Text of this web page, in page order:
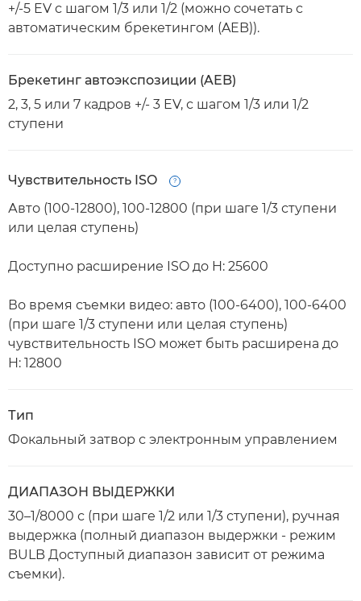
+/-5 EV с шагом 1/3 или 1/2 (можно сочетать с
автоматическим брекетингом (AEB)).
Брекетинг автоэкспозиции (AEB)
2, 3, 5 или 7 кадров +/- 3 EV, с шагом 1/3 или 1/2
ступени
Чувствительность ISO
Open
Авто (100-12800), 100-12800 (при шаге 1/3 ступени
или целая ступень)
Доступно расширение ISO до H: 25600
Во время съемки видео: авто (100-6400), 100-6400
(при шаге 1/3 ступени или целая ступень)
чувствительность ISO может быть расширена до
H: 12800
Тип
Фокальный затвор с электронным управлением
ДИАПАЗОН ВЫДЕРЖКИ
30–1/8000 с (при шаге 1/2 или 1/3 ступени), ручная
выдержка (полный диапазон выдержки - режим
BULB Доступный диапазон зависит от режима
съемки).